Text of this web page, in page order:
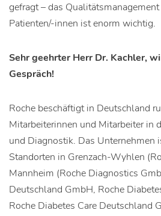
gefragt – das
Patienten/-innen ist enorm wichtig.
Sehr geehrter Herr Dr. Kachler,
Gespräch!
Roche beschäftigt in Deutschland
Mitarbeiterinnen und Mitarbeiter in
und Diagnostik. Das Unternehmen
Standorten in Grenzach-Wyhlen
Mannheim (Roche Diagnostics
Deutschland GmbH, Roche
Roche Diabetes Care Deutschland